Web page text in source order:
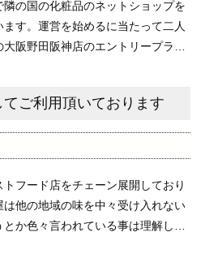
の国の化粧品のネットショップを
す。運営を始めるに当たって二人
阪野田阪神店のエントリープラン
に推移しました。昨年...
ご利用頂いております
フード店をチェーン展開しており
他の地域の味を中々受け入れない
か色々言われている事は理解して